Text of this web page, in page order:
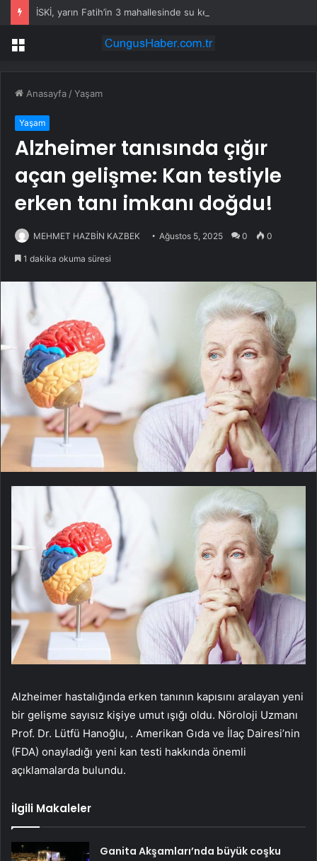
İSKİ, yarın Fatih’in 3 mahallesinde su kesintisi uygulayacak
Menü
Anasayfa /Yaşam
Yaşam
Alzheimer tanısında çığır
açan gelişme: Kan testiyle
erken tanı imkanı doğdu!
MEHMET HAZBİN KAZBEK Ağustos 5, 2025 0 0
1 dakika okuma süresi
Alzheimer hastalığında erken tanının kapısını aralayan yeni
bir gelişme sayısız kişiye umut ışığı oldu. Nöroloji Uzmanı
Prof. Dr. Lütfü Hanoğlu, . Amerikan Gıda ve İlaç Dairesi’nin
(FDA) onayladığı yeni kan testi hakkında önemli
açıklamalarda bulundu.
İlgili Makaleler
Ganita Akşamları’nda büyük coşku